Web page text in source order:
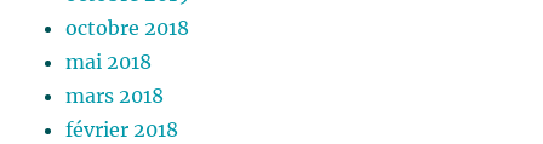
octobre 2018
mai 2018
mars 2018
février 2018